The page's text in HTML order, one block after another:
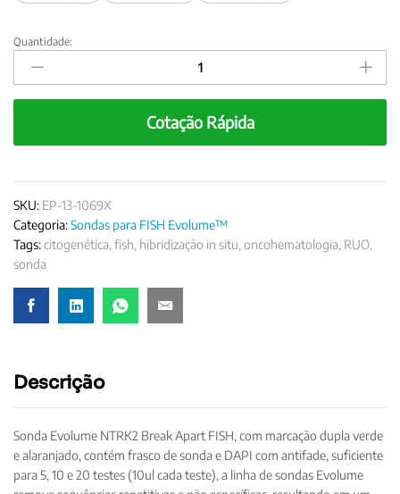
Sonda
FISH
Evolume™
NTRK3
Apart
Quantidade:
Cotação Rápida
SKU: EP-13-1069X
Categoria:Sondas para FISH Evolume™
Tags:citogenética, fish, hibridização in situ, oncohematologia, RUO,
sonda
Descrição
Sonda Evolume NTRK2 Break Apart FISH, com marcação dupla verde
e alaranjado, contém frasco de sonda e DAPI com antifade, suficiente
para 5, 10 e 20 testes (10ul cada teste), a linha de sondas Evolume